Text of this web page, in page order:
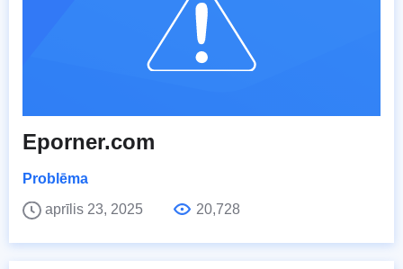
Eporner.com
Problēma
aprīlis 23, 2025
20,728